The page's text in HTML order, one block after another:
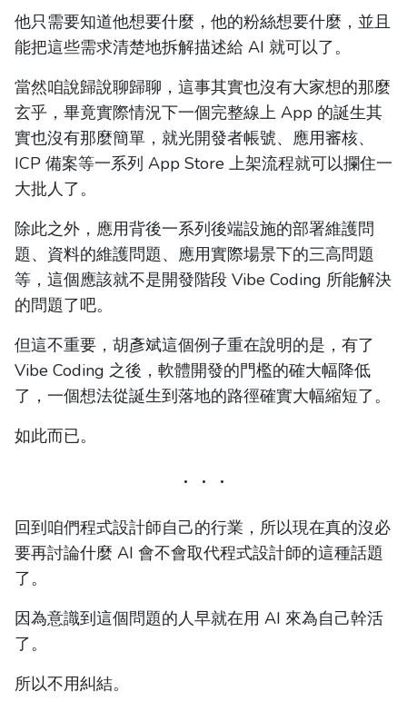
他只需要知道他想要什麼，他的粉絲想要什麼，並且
能把這些需求清楚地拆解描述給 AI 就可以了。
當然咱說歸說聊歸聊，這事其實也沒有大家想的那麼
玄乎，畢竟實際情況下一個完整線上 App 的誕生其
實也沒有那麼簡單，就光開發者帳號、應用審核、
ICP 備案等一系列 App Store 上架流程就可以攔住一
大批人了。
除此之外，應用背後一系列後端設施的部署維護問
題、資料的維護問題、應用實際場景下的三高問題
等，這個應該就不是開發階段 Vibe Coding 所能解決
的問題了吧。
但這不重要，胡彥斌這個例子重在說明的是，有了
Vibe Coding 之後，軟體開發的門檻的確大幅降低
了，一個想法從誕生到落地的路徑確實大幅縮短了。
如此而已。
回到咱們程式設計師自己的行業，所以現在真的沒必
要再討論什麼 AI 會不會取代程式設計師的這種話題
了。
因為意識到這個問題的人早就在用 AI 來為自己幹活
了。
所以不用糾結。